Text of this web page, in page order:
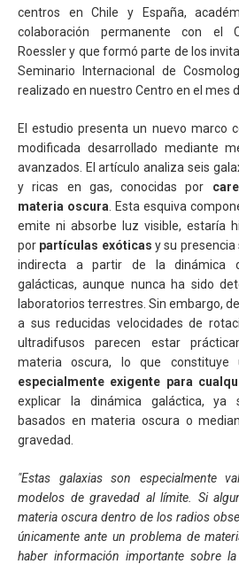
centros en Chile y España,
colaboración permanente con el
Roessler y que formó parte de los
Seminario Internacional de
realizado en nuestro Centro en el mes
El estudio presenta un nuevo marco
modificada desarrollado mediante
avanzados. El artículo analiza seis
y ricas en gas, conocidas por
materia oscura . Esta esquiva
emite ni absorbe luz visible, estaría
por partículas exóticas y su
indirecta a partir de la dinámica
galácticas, aunque nunca ha sido
laboratorios terrestres. Sin embargo,
a sus reducidas velocidades de
ultradifusos parecen estar
materia oscura, lo que constituye
especialmente exigente para
explicar la dinámica galáctica, ya
basados en materia oscura o
gravedad.
"Estas galaxias son especialmente
modelos de gravedad al límite. Si
materia oscura dentro de los radios
únicamente ante un problema de
haber información importante sobre